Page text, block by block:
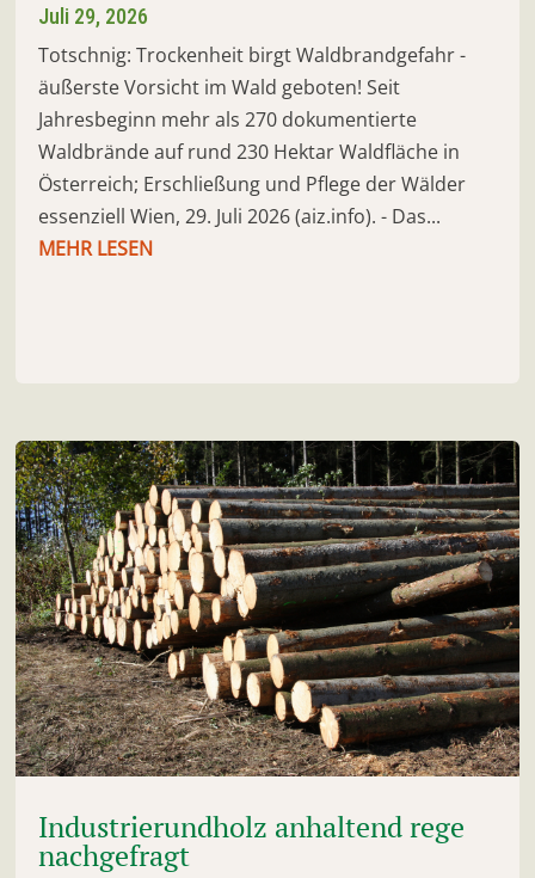
Juli 29, 2026
Totschnig: Trockenheit birgt Waldbrandgefahr -
äußerste Vorsicht im Wald geboten! Seit
Jahresbeginn mehr als 270 dokumentierte
Waldbrände auf rund 230 Hektar Waldfläche in
Österreich; Erschließung und Pflege der Wälder
essenziell Wien, 29. Juli 2026 (aiz.info). - Das...
MEHR LESEN
Industrierundholz anhaltend rege
nachgefragt